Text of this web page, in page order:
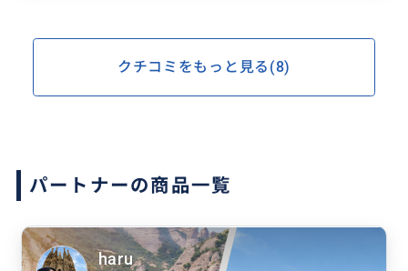
クチコミをもっと見る(8)
パートナーの商品一覧
haru